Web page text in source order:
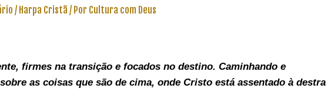
/ Harpa Cristã / Por Cultura com Deus
firmes na transição e focados no destino. Caminhando e
as coisas que são de cima, onde Cristo está assentado à destra